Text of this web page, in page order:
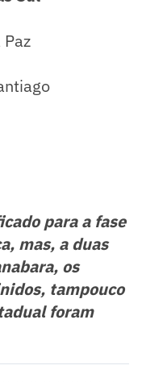
para a fase
mas, a duas
os
tampouco
foram